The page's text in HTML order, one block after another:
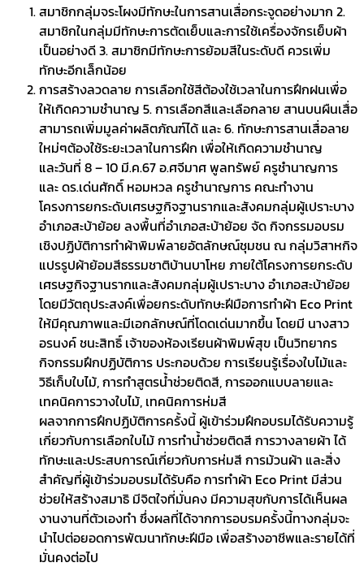
สมาชิกกลุ่มจระโผงมีทักษะในการสานเสื่อกระจูดอย่างมาก 2.
สมาชิกในกลุ่มมีทักษะการตัดเย็บและการใช้เครื่องจักรเย็บผ้า
เป็นอย่างดี 3. สมาชิกมีทักษะการย้อมสีในระดับดี ควรเพิ่ม
ทักษะอีกเล็กน้อย
การสร้างลวดลาย การเลือกใช้สีต้องใช้เวลาในการฝึกฝนเพื่อ
ให้เกิดความชำนาญ 5. การเลือกสีและเลือกลาย สานบนผืนเสื่อ
สามารถเพิ่มมูลค่าผลิตภัณฑ์ได้ และ 6. ทักษะการสานเสื่อลาย
ใหม่ๆต้องใช้ระยะเวลาในการฝึก เพื่อให้เกิดความชำนาญ
และวันที่ 8 – 10 มี.ค.67 อ.ศจีมาศ พูลทรัพย์ ครูชำนาญการ
และ ดร.เด่นศักดิ์ หอมหวล ครูชำนาญการ คณะทำงาน
โครงการยกระดับเศรษฐกิจฐานรากและสังคมกลุ่มผู้เปราะบาง
อำเภอสะบ้าย้อย ลงพื้นที่อำเภอสะบ้าย้อย จัด กิจกรรมอบรม
เชิงปฏิบัติการทำผ้าพิมพ์ลายอัตลักษณ์ชุมชน ณ กลุ่มวิสาหกิจ
แปรรูปผ้าย้อมสีธรรมชาติบ้านบาโหย ภายใต้โครงการยกระดับ
เศรษฐกิจฐานรากและสังคมกลุ่มผู้เปราะบาง อำเภอสะบ้าย้อย
โดยมีวัตถุประสงค์เพื่อยกระดับทักษะฝีมือการทำผ้า Eco Print
ให้มีคุณภาพและมีเอกลักษณ์ที่โดดเด่นมากขึ้น โดยมี นางสาว
อรนงค์ ชนะสิทธิ์ เจ้าของห้องเรียนผ้าพิมพ์สุข เป็นวิทยากร
กิจกรรมฝึกปฏิบัติการ ประกอบด้วย การเรียนรู้เรื่องใบไม้และ
วิธีเก็บใบไม้, การทำสูตรน้ำช่วยติดสี, การออกแบบลายและ
เทคนิคการวางใบไม้, เทคนิคการห่มสี
ผลจากการฝึกปฏิบัติการครั้งนี้ ผู้เข้าร่วมฝึกอบรมได้รับความรู้
เกี่ยวกับการเลือกใบไม้ การทำน้ำช่วยติดสี การวางลายผ้า ได้
ทักษะและประสบการณ์เกี่ยวกับการห่มสี การม้วนผ้า และสิ่ง
สำคัญที่ผู้เข้าร่วมอบรมได้รับคือ การทำผ้า Eco Print มีส่วน
ช่วยให้สร้างสมาธิ มีจิตใจที่มั่นคง มีความสุขกับการได้เห็นผล
งานงานที่ตัวเองทำ ซึ่งผลที่ได้จากการอบรมครั้งนี้ทางกลุ่มจะ
นำไปต่อยอดการพัฒนาทักษะฝีมือ เพื่อสร้างอาชีพและรายได้ที่
มั่นคงต่อไป